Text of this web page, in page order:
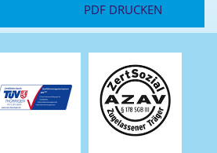
PDF DRUCKEN